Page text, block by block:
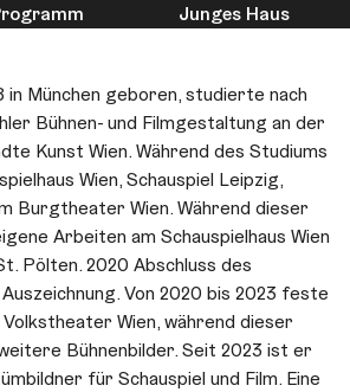
Junges Haus
in München geboren, studierte nach
Bühnen- und Filmgestaltung an der
Kunst Wien. Während des Studiums
Wien, Schauspiel Leipzig,
Burgtheater Wien. Während dieser
Arbeiten am Schauspielhaus Wien
Pölten. 2020 Abschluss des
Von 2020 bis 2023 feste
Wien, während dieser
Bühnenbilder. Seit 2023 ist er
für Schauspiel und Film. Eine